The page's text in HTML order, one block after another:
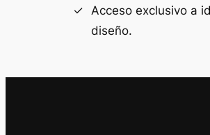
Acceso exclusivo a
diseño.